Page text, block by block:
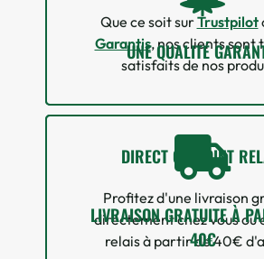
UNE QUALITÉ
Que ce soit surTrustpilot
Garantis, nos clients sont
satisfaits de nos
LIVRAISON GRATUITE À
40€
DIRECT OU POINT
Profitez d'une livraison
directement chez vous ou
relais à partir de 40€